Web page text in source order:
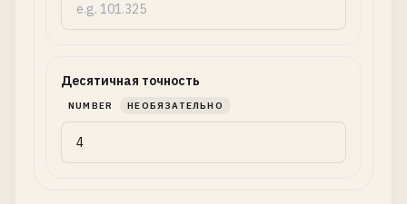
Десятичная точность
NUMBER НЕОБЯЗАТЕЛЬНО